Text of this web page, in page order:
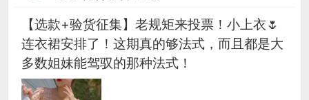
【选款+验货征集】老规矩来投票！小上衣🌷
连衣裙安排了！这期真的够法式，而且都是大
多数姐妹能驾驭的那种法式！